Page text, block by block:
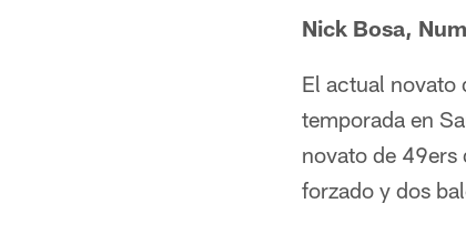
Nick Bosa,
El actual novato
temporada en
novato de
forzado y dos